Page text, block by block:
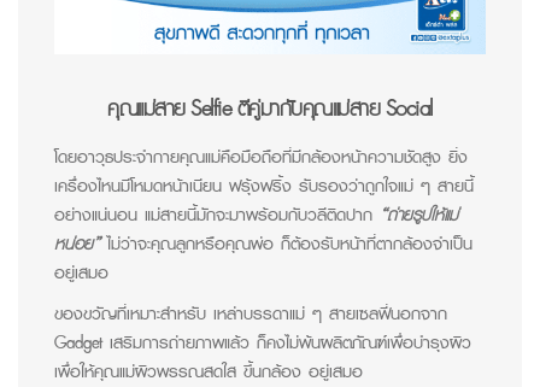
คุณแม่สาย Selfie ตีคู่มากับคุณแม่สาย Social
โดยอาวุธประจำกายคุณแม่คือมือถือที่มีกล้องหน้าความชัดสูง ยิ่ง
เครื่องไหนมีโหมดหน้าเนียน ฟรุ้งฟริ้ง รับรองว่าถูกใจแม่ ๆ สายนี้
อย่างแน่นอน แม่สายนี้มักจะมาพร้อมกับวลีติดปาก “ถ่ายรูปให้แม่
หน่อย”ไม่ว่าจะคุณลูกหรือคุณพ่อ ก็ต้องรับหน้าที่ตากล้องจำเป็น
อยู่เสมอ
ของขวัญที่เหมาะสำหรับ เหล่าบรรดาแม่ ๆ สายเซลฟี่นอกจาก
Gadget เสริมการถ่ายภาพแล้ว ก็คงไม่พ้นผลิตภัณฑ์เพื่อบำรุงผิว
เพื่อให้คุณแม่ผิวพรรณสดใส ขึ้นกล้อง อยู่เสมอ